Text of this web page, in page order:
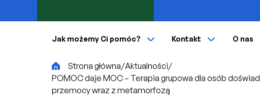
Jak możemy Ci pomóc? Kontakt O nas
Strona głównaCiK
/Aktualności/
POMOC daje MOC – Terapia grupowa dla osób
przemocy wraz z metamorfozą